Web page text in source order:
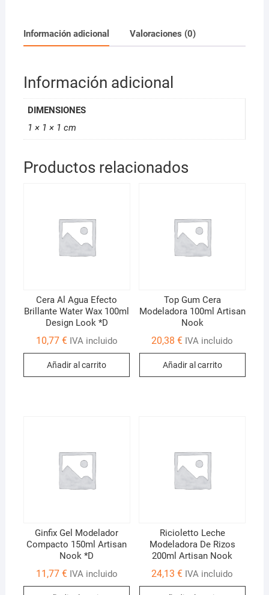
Información adicional Valoraciones (0)
Información adicional
DIMENSIONES
1 × 1 × 1 cm
Productos relacionados
Cera Al Agua Efecto
Brillante Water Wax 100ml
Design Look *D
10,77 € IVA incluido
Añadir al carrito
Top Gum Cera
Modeladora 100ml Artisan
Nook
20,38€ IVA incluido
Añadir al carrito
Ginfix Gel Modelador
Compacto 150ml Artisan
Nook *D
11,77 € IVA incluido
Ricioletto Leche
Modeladora De Rizos
200ml Artisan Nook
24,13€ IVA incluido